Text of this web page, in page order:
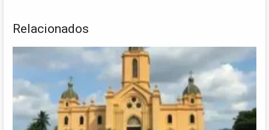
Relacionados